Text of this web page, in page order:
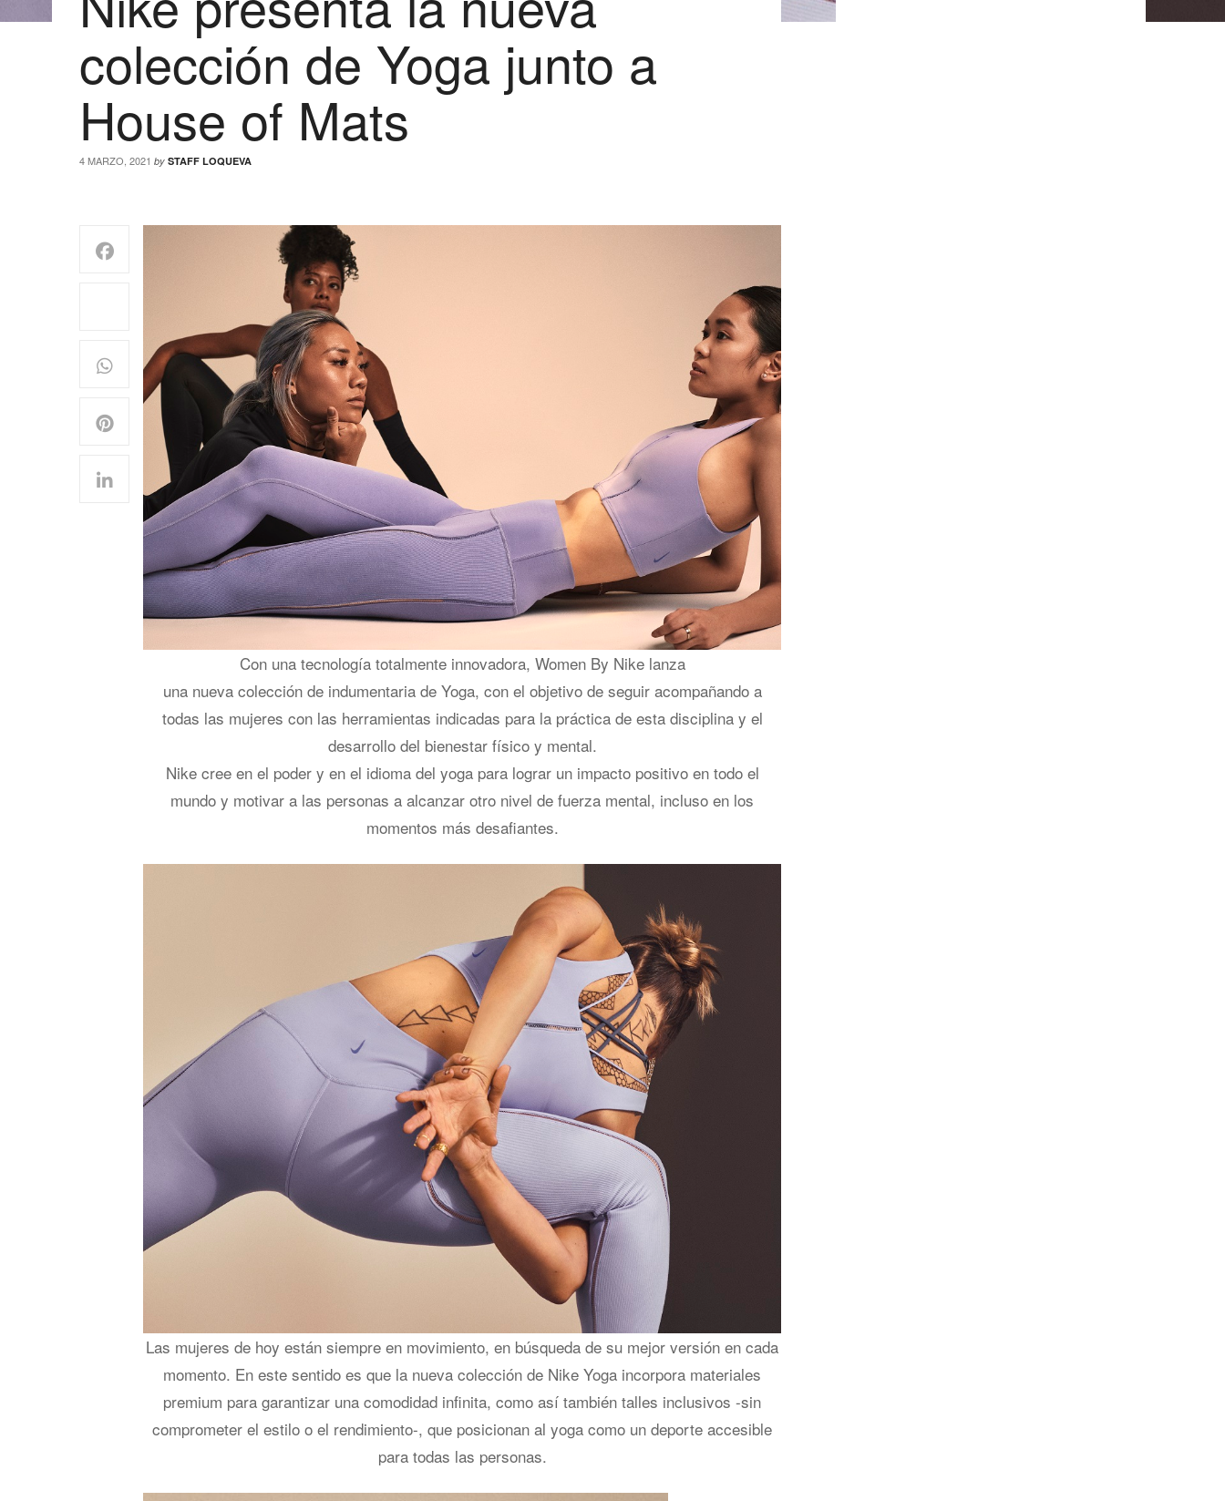
colección de Yoga junto a
House of Mats
4 MARZO, 2021 by STAFF LOQUEVA
Con una tecnología totalmente innovadora, Women By Nike lanza
una nueva colección de indumentaria de Yoga, con el objetivo de seguir acompañando a
todas las mujeres con las herramientas indicadas para la práctica de esta disciplina y el
desarrollo del bienestar físico y mental.
Nike cree en el poder y en el idioma del yoga para lograr un impacto positivo en todo el
mundo y motivar a las personas a alcanzar otro nivel de fuerza mental, incluso en los
momentos más desafiantes.
Las mujeres de hoy están siempre en movimiento, en búsqueda de su mejor versión en cada
momento. En este sentido es que la nueva colección de Nike Yoga incorpora materiales
premium para garantizar una comodidad infinita, como así también talles inclusivos -sin
comprometer el estilo o el rendimiento-, que posicionan al yoga como un deporte accesible
para todas las personas.